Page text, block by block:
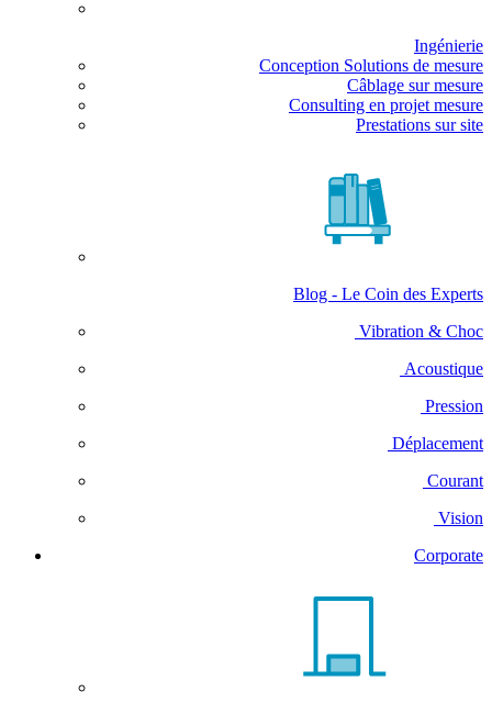
Ingénierie
Conception Solutions de mesure
Câblage sur mesure
Consulting en projet mesure
Prestations sur site
Blog - Le Coin des Experts
Vibration & Choc
Acoustique
Pression
Déplacement
Courant
Vision
Corporate